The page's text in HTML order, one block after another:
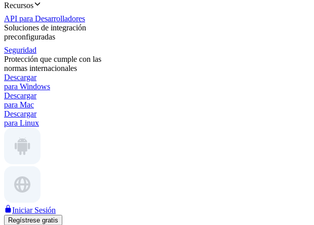
Recursos
API para Desarrolladores
Soluciones de integración
preconfiguradas
Seguridad
Protección que cumple con las
normas internacionales
Descargar
para Windows
Descargar
para Mac
Descargar
para Linux
Iniciar Sesión
Regístrese gratis